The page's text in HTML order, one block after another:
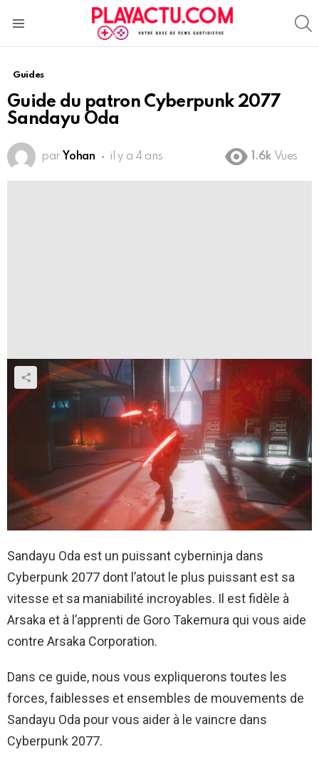
Guides
Guide du patron Cyberpunk 2077
Sandayu Oda
par Yohan il y a 4 ans 1.6k Vues
Sandayu Oda est un puissant cyberninja dans
Cyberpunk 2077 dont l’atout le plus puissant est sa
vitesse et sa maniabilité incroyables. Il est fidèle à
Arsaka et à l’apprenti de Goro Takemura qui vous aide
contre Arsaka Corporation.
Dans ce guide, nous vous expliquerons toutes les
forces, faiblesses et ensembles de mouvements de
Sandayu Oda pour vous aider à le vaincre dans
Cyberpunk 2077.